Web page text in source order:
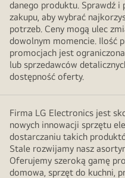
danego produktu. Sprawdź
zakupu, aby wybrać
potrzeb. Ceny mogą ulec
dowolnym momencie. Ilość
promocjach jest
lub sprzedawców
dostępność oferty.
Firma LG Electronics jest
nowych innowacji sprzętu
dostarczaniu takich
Stale rozwijamy nasz
Oferujemy szeroką gamę
domowa, sprzęt do kuchni,